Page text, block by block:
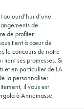
aujourd’hui d’une
de
de profiter
tient à cœur de
le concours de notre
ses promesses. Si
et en particulier de LA
la personnaliser
il vous est
à Annemasse,